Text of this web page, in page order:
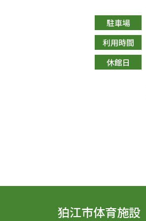
駐車場
利用時間
休館日
狛江市体育施設